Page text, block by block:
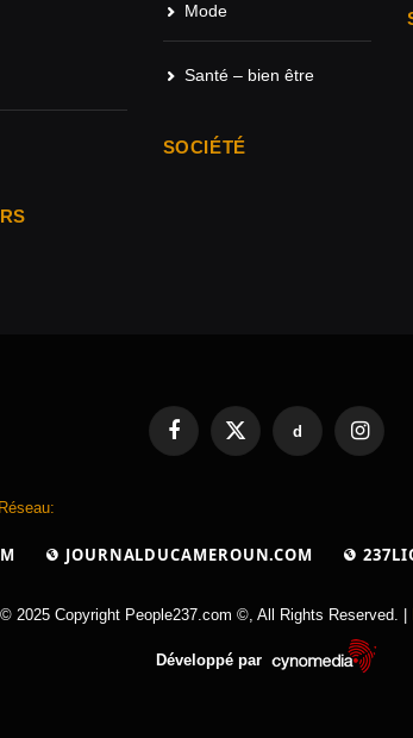
Mode
Santé – bien être
SOCIÉTÉ
FacebookX
d
JOURNALDUCAMEROUN.COM
© 2025 Copyright People237.com ©, All Rights Reserved. |
Développé par